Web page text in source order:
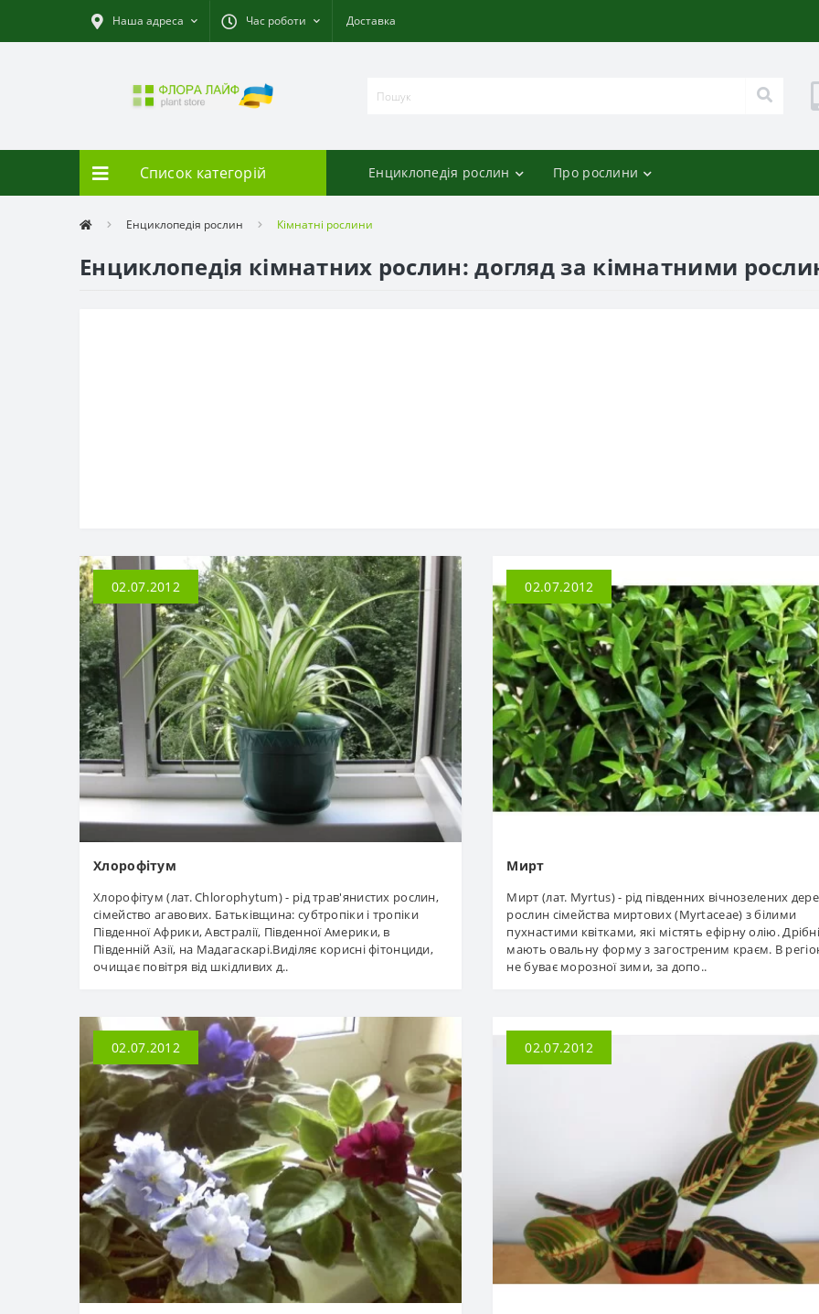
Наша адреса Час роботи Доставка
Список категорій Енциклопедія рослин Про рослини
Енциклопедія рослин Кімнатні рослини
Енциклопедія кімнатних рослин: догляд за кімнатними
02.07.2012
Хлорофітум
Хлорофітум (лат. Chlorophytum) - рід трав'янистих рослин,
сімейство агавових. Батьківщина: субтропіки і тропіки
Південної Африки, Австралії, Південної Америки, в
Південній Азії, на Мадагаскарі.Виділяє корисні фітонциди,
очищає повітря від шкідливих д..
02.07.2012
Мирт
Мирт (лат. Myrtus) - рід південних вічнозелених
рослин сімейства миртових (Myrtaceae) з білими
пухнастими квітками, які містять ефірну олію.
мають овальну форму з загостреним краєм. В
не буває морозної зими, за допо..
02.07.2012 02.07.2012